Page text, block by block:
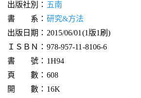
出版社別： 五南
書 系： 研究&方法
出版日期：2015/06/01(1版1刷)
ＩＳＢＮ：978-957-11-8106-6
書 號：1H94
頁 數：608
開 數：16K